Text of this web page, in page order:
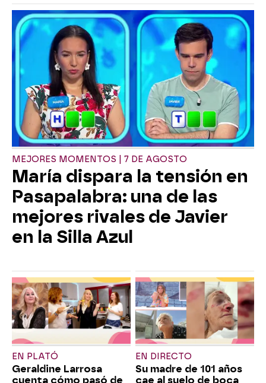
MEJORES MOMENTOS | 7 DE AGOSTO
María dispara la tensión en
Pasapalabra: una de las
mejores rivales de Javier
en la Silla Azul
EN PLATÓ
Geraldine Larrosa
cuenta cómo pasó de
EN DIRECTO
Su madre de 101 años
cae al suelo de boca